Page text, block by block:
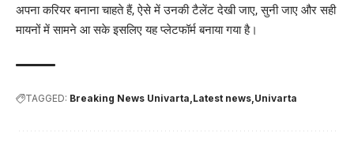
अपना करियर बनाना चाहते हैं, ऐसे में उनकी टैलेंट देखी जाए, सुनी जाए और सही
मायनों में सामने आ सके इसलिए यह प्लेटफॉर्म बनाया गया है।
TAGGED: Breaking News Univarta Latest news Univarta